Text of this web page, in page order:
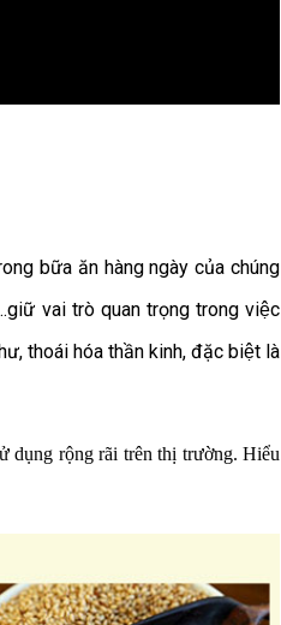
bữa ăn hàng ngày của chúng
vai trò quan trọng trong việc
thoái hóa thần kinh, đặc biệt là
dụng rộng rãi trên thị trường. Hiểu